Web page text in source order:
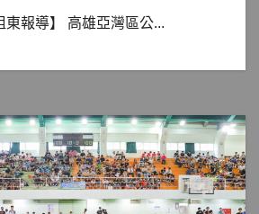
東報導】 高雄亞灣區公...